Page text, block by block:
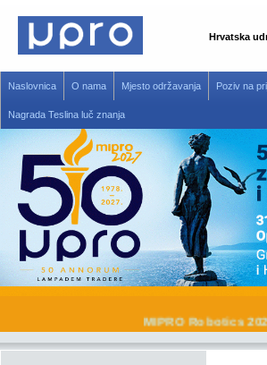
Hrvatska
Naslovnica O nama Mjesto održavanja Poziv na
Nagrada Teslina luč znanja
MIPRO